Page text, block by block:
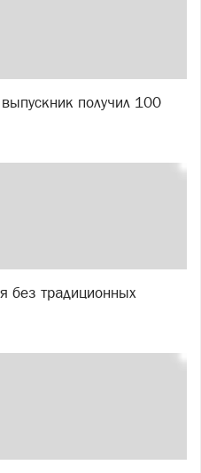
получил 100
без традиционных